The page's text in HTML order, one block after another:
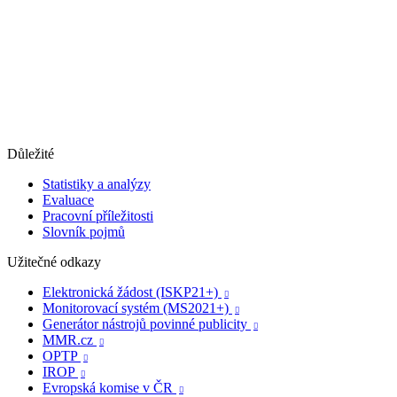
Důležité
Statistiky a analýzy
Evaluace
Pracovní příležitosti
Slovník pojmů
Užitečné odkazy
Elektronická žádost (ISKP21+)

Monitorovací systém (MS2021+) 
Generátor nástrojů povinné publicity 
MMR.cz 
OPTP 
IROP 
Evropská komise v ČR 